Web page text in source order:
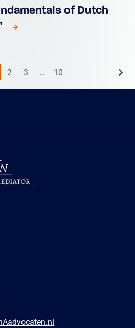
of Dutch
2 3 … 10